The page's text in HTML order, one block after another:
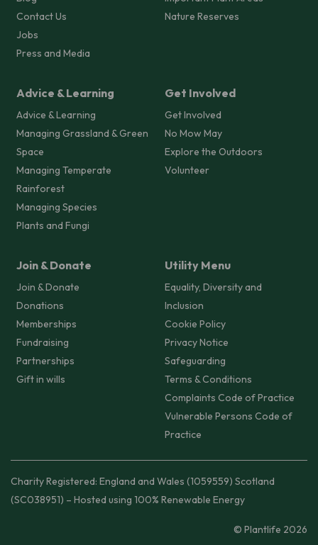
Contact Us
Jobs
Press and Media
Nature Reserves
Advice & Learning
Advice & Learning
Managing Grassland & Green
Space
Managing Temperate
Rainforest
Managing Species
Plants and Fungi
Get Involved
Get Involved
No Mow May
Explore the Outdoors
Volunteer
Join & Donate
Join & Donate
Donations
Memberships
Fundraising
Partnerships
Gift in wills
Utility Menu
Equality, Diversity and
Inclusion
Cookie Policy
Privacy Notice
Safeguarding
Terms & Conditions
Complaints Code of Practice
Vulnerable Persons Code of
Practice
Charity Registered: England and Wales (1059559) Scotland
(SC038951) – Hosted using 100% Renewable Energy
© Plantlife 2026